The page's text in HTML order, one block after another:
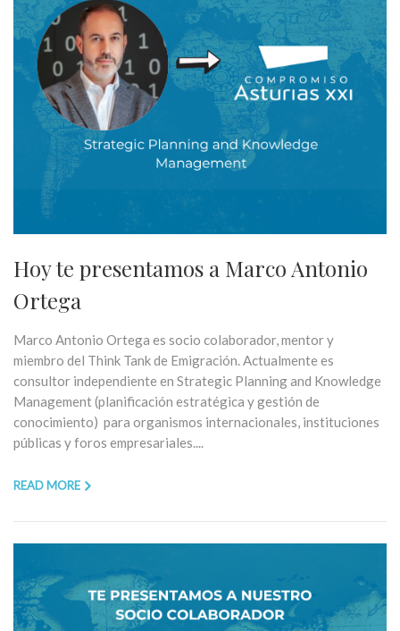
Hoy te presentamos a Marco Antonio
Ortega
Marco Antonio Ortega es socio colaborador, mentor y
miembro del Think Tank de Emigración. Actualmente es
consultor independiente en Strategic Planning and Knowledge
Management (planificación estratégica y gestión de
conocimiento) para organismos internacionales, instituciones
públicas y foros empresariales....
READ MORE